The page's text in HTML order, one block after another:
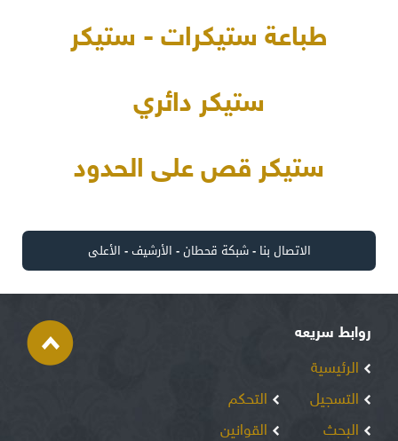
طباعة ستيكرات - ستيكر
ستيكر دائري
ستيكر قص على الحدود
الاتصال بنا -شبكة قحطان- الأرشيف- الأعلى
روابط سريعه
الرئيسية
التسجيل
البحث
التحكم
القوانين